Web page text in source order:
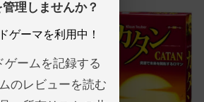
理しませんか？
ゲーマを利用中！
ゲームを記録する
のレビューを読む